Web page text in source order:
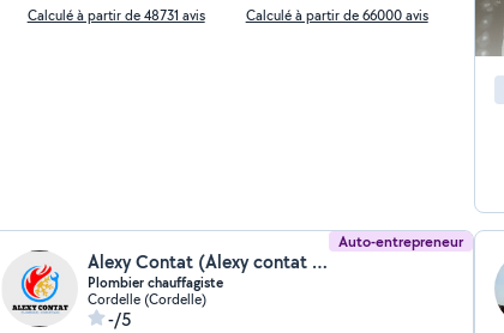
Calculé à partir de 48731 avis Calculé à partir de 66000 avis
Auto-entrepreneur
Alexy Contat (Alexy contat plomberie chauffage)
Plombier chauffagiste
Cordelle (Cordelle)
-/5